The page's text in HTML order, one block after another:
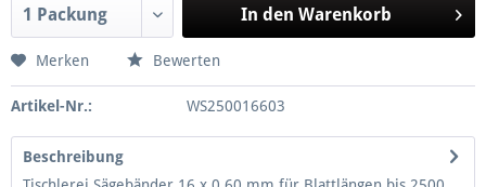
In den Warenkorb
Merken Bewerten
Artikel-Nr.: WS250016603
Beschreibung